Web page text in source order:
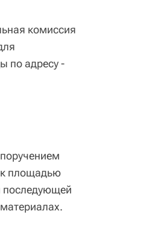
комиссия
по адресу -
площадью
последующей